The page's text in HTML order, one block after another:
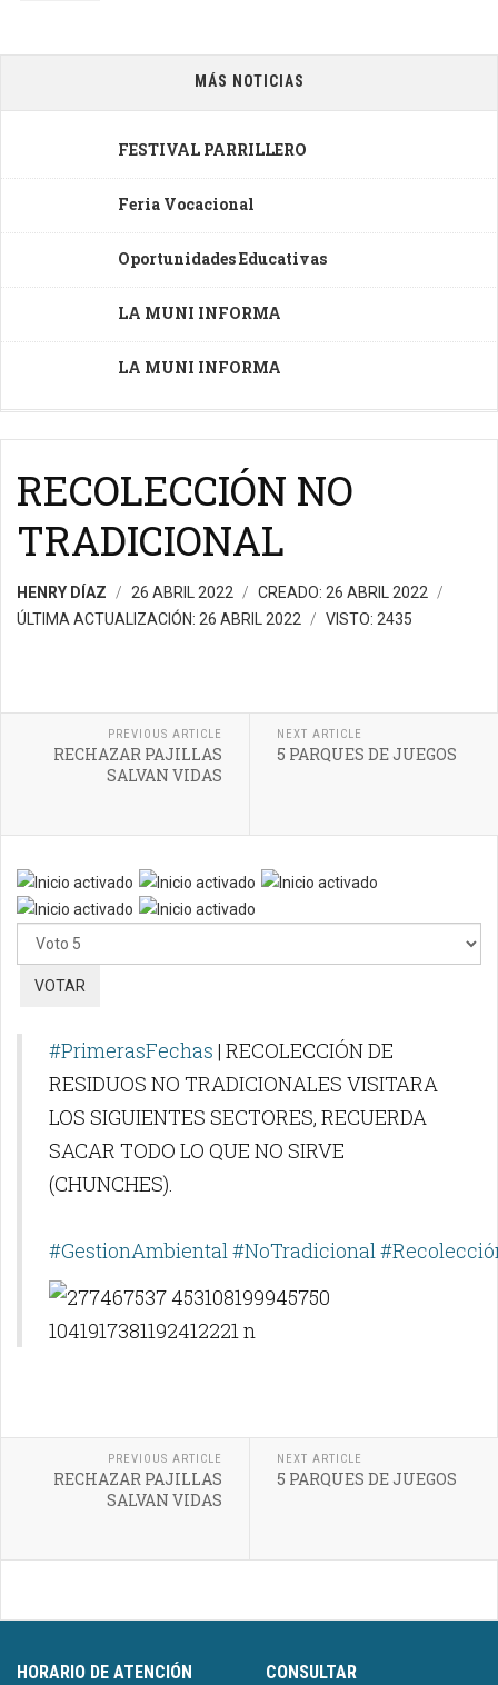
MÁS NOTICIAS
FESTIVAL PARRILLERO
Feria Vocacional
Oportunidades Educativas
LA MUNI INFORMA
LA MUNI INFORMA
RECOLECCIÓN NO
TRADICIONAL
HENRY DÍAZ 26 ABRIL 2022
CREADO: 26 ABRIL 2022
ÚLTIMA ACTUALIZACIÓN: 26 ABRIL 2022
VISTO: 2435
PREVIOUS ARTICLE
RECHAZAR PAJILLAS
SALVAN VIDAS
NEXT ARTICLE
5 PARQUES DE JUEGOS
Ratio:5 /5
vote
#PrimerasFechas | RECOLECCIÓN DE
RESIDUOS NO TRADICIONALES VISITARA
LOS SIGUIENTES SECTORES, RECUERDA
SACAR TODO LO QUE NO SIRVE
(CHUNCHES).
#GestionAmbiental#NoTradicional
PREVIOUS ARTICLE
RECHAZAR PAJILLAS
SALVAN VIDAS
NEXT ARTICLE
5 PARQUES DE JUEGOS
HORARIO DE ATENCIÓN CONSULTAR